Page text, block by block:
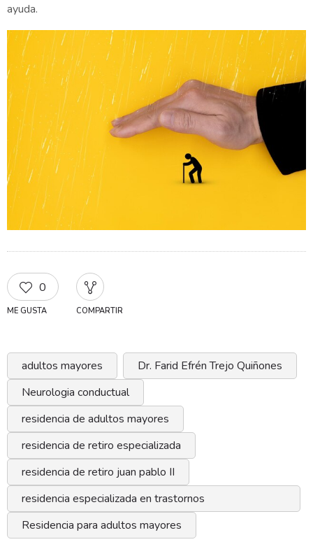
ayuda.
0
ME GUSTA COMPARTIR
adultos mayores
Dr. Farid Efrén Trejo Quiñones
Neurologia conductual
residencia de adultos mayores
residencia de retiro especializada
residencia de retiro juan pablo II
residencia especializada en trastornos
neurodegenerativos
Residencia para adultos mayores